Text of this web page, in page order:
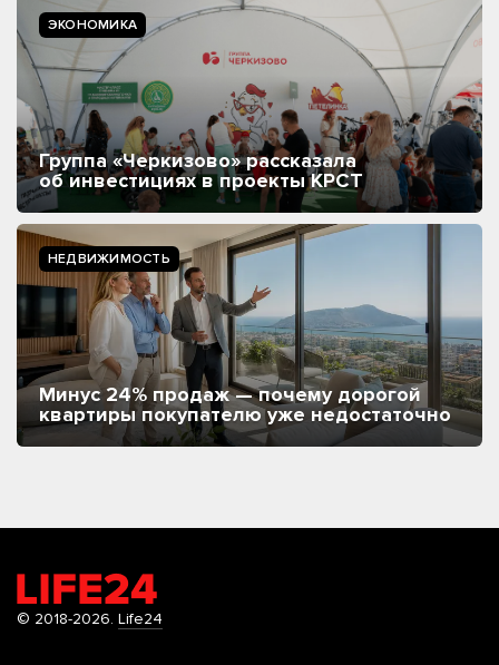
ЭКОНОМИКА
Группа «Черкизово» рассказала
об инвестициях в проекты КРСТ
НЕДВИЖИМОСТЬ
Минус 24% продаж — почему дорогой
квартиры покупателю уже недостаточно
© 2018-2026. Life24